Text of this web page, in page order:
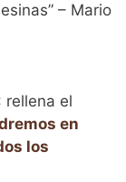
– Mario
rellena el
en
los